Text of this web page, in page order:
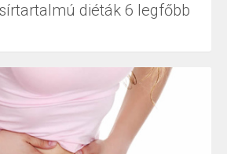
diéták 6 legfőbb